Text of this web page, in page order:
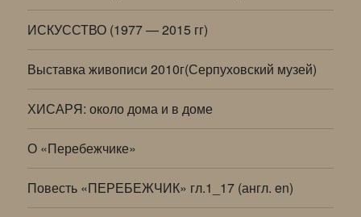
ИСКУССТВО (1977 — 2015 гг)
Выставка живописи 2010г(Серпуховский музей)
ХИСАРЯ: около дома и в доме
О «Перебежчике»
Повесть «ПЕРЕБЕЖЧИК» гл.1_17 (англ. en)